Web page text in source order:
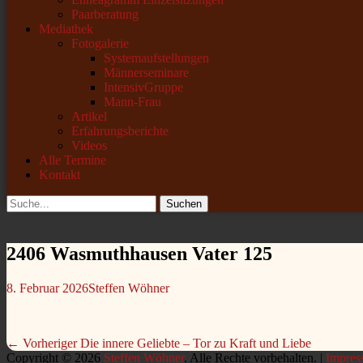
Paarberatung
Mediathek
Fotogalerie
Systemaufstellungen
Männerseminare
IntensivGruppe
Mann-Frau
Artikel
Erfahrungsberichte
Videos
Alle Termine
Kontakt
Suchen
Suchen
nach:
2406 Wasmuthhausen Vater 125
Veröffentlicht
8. Februar 2026Autor
Steffen Wöhner
Beitragsnavigation
← Vorheriger Vorheriger
Beitrag:
Die innere Geliebte – Tor zu Kraft und Liebe
Copyright © 2026 Steffen Wöhner. Alle Rechte vorbehalten. |